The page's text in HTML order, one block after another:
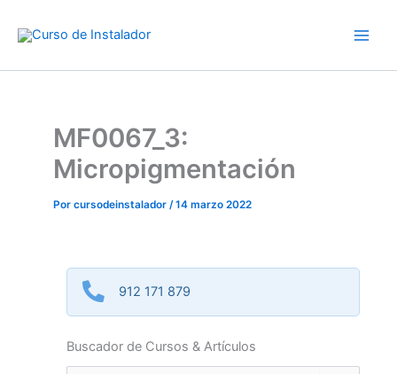
MF0067_3:
Micropigmentación
Por cursodeinstalador /14 marzo 2022
912 171 879
Buscador de Cursos & Artículos